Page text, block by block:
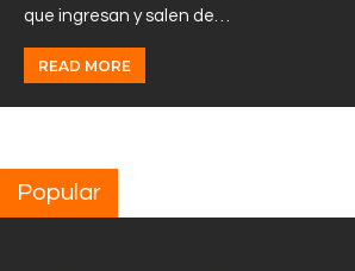
que ingresan y salen de…
READ MORE
Popular